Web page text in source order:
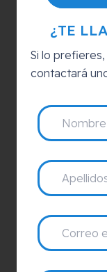
¿TE
Si lo
contactará